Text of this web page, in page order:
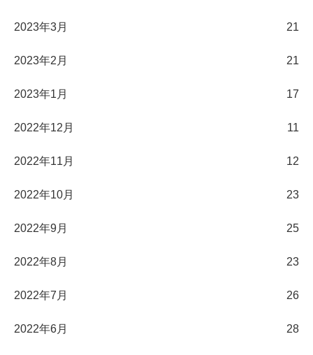
2023年3月 21
2023年2月 21
2023年1月 17
2022年12月 11
2022年11月 12
2022年10月 23
2022年9月 25
2022年8月 23
2022年7月 26
2022年6月 28